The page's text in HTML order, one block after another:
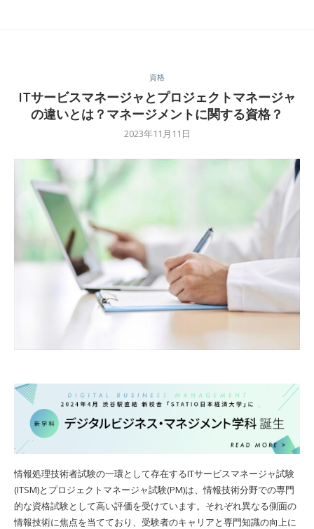
資格
ITサービスマネージャとプロジェクトマネージャ
の違いとは？マネージメントに関する資格？
2023年11月11日
情報処理技術者試験の一環として存在するITサービスマネージャ試験
(ITSM)とプロジェクトマネージャ試験(PM)は、情報技術分野での専門
的な資格試験として高い評価を受けています。それぞれ異なる側面の
情報技術に焦点を当てており、受験者のキャリアと専門知識の向上に